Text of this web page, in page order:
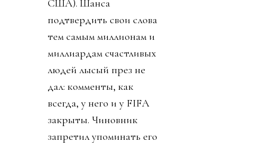
США). Шанса
подтвердить свои слова
тем самым миллионам и
миллиардам счастливых
людей лысый през не
дал: комменты, как
всегда, у него и у FIFA
закрыты. Чиновник
запретил упоминать его